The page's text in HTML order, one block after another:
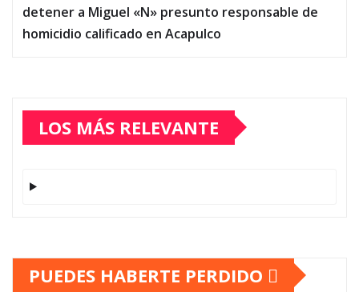
detener a Miguel «N» presunto responsable de
homicidio calificado en Acapulco
LOS MÁS RELEVANTE
PUEDES HABERTE PERDIDO